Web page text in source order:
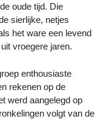
oude tijd. Die
sierlijke, netjes
het ware een levend
vroegere jaren.
enthousiaste
rekenen op de
werd aangelegd op
volgt van de